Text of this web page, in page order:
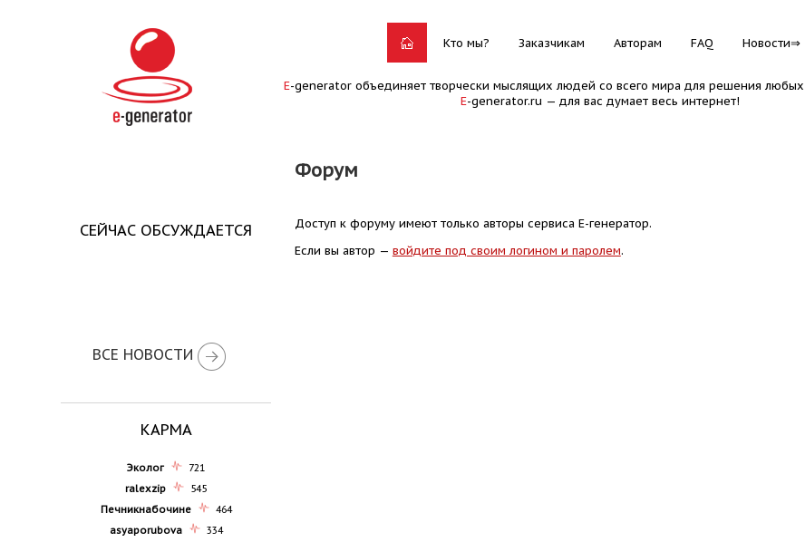
Кто мы? Заказчикам Авторам FAQ Новости
E-generator объединяет творчески мыслящих людей со всего мира для решения любых
E-generator.ru — для вас думает весь интернет!
Форум
СЕЙЧАС ОБСУЖДАЕТСЯ
ВСЕ НОВОСТИ
КАРМА
Эколог
721
ralexzip
545
Печникнабочине
464
asyaporubova
334
Доступ к форуму имеют только авторы сервиса Е-генератор.
Если вы автор — войдите под своим логином и паролем.